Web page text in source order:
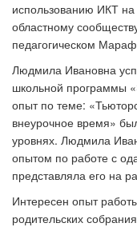
использованию ИКТ
областному
педагогическом
Людмила Ивановна
школьной программы
опыт по теме:
внеурочное время»
уровнях. Людмила
опытом по работе с
представляла его на
Интересен опыт
родительских